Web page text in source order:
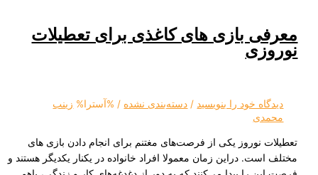
بازی‌ های کاغذی برای تعطیلات
خود را بنویسید / دسته‌بندی نشده/ %آسترا% زینب
نوروز یکی از فرصت‌های مغتنم برای انجام دادن بازی‌ های
دراین زمان معمولا افراد خانواده در یکنار یکدیگر هستند و